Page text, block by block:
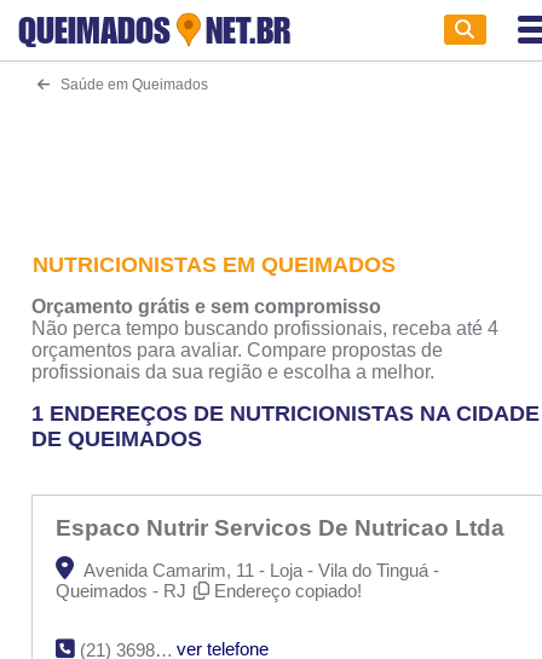
QUEIMADOS NET.BR
Saúde em Queimados
NUTRICIONISTAS EM QUEIMADOS
Orçamento grátis e sem compromisso
Não perca tempo buscando profissionais, receba até 4
orçamentos para avaliar. Compare propostas de
profissionais da sua região e escolha a melhor.
1 ENDEREÇOS DE NUTRICIONISTAS NA CIDADE
DE QUEIMADOS
Espaco Nutrir Servicos De Nutricao Ltda
Avenida Camarim, 11 - Loja - Vila do Tinguá -
Queimados - RJ
Endereço copiado!
(21) 3698-7977
ver telefone